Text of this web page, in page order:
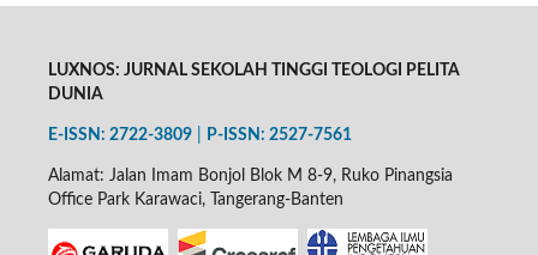
LUXNOS: JURNAL SEKOLAH TINGGI TEOLOGI PELITA
DUNIA
E-ISSN: 2722-3809| P-ISSN: 2527-7561
Alamat: Jalan Imam Bonjol Blok M 8-9, Ruko Pinangsia
Office Park Karawaci, Tangerang-Banten